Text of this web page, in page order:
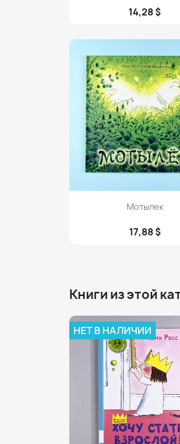
14,28 $
Просмотр
Мотылек
17,88 $
Книги из этой
НЕТ В НАЛИЧИИ